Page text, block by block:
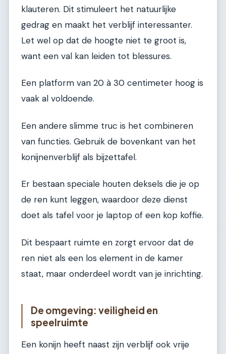
klauteren. Dit stimuleert het natuurlijke
gedrag en maakt het verblijf interessanter.
Let wel op dat de hoogte niet te groot is,
want een val kan leiden tot blessures.
Een platform van 20 à 30 centimeter hoog is
vaak al voldoende.
Een andere slimme truc is het combineren
van functies. Gebruik de bovenkant van het
konijnenverblijf als bijzettafel.
Er bestaan speciale houten deksels die je op
de ren kunt leggen, waardoor deze dienst
doet als tafel voor je laptop of een kop koffie.
Dit bespaart ruimte en zorgt ervoor dat de
ren niet als een los element in de kamer
staat, maar onderdeel wordt van je inrichting.
De omgeving: veiligheid en
speelruimte
Een konijn heeft naast zijn verblijf ook vrije